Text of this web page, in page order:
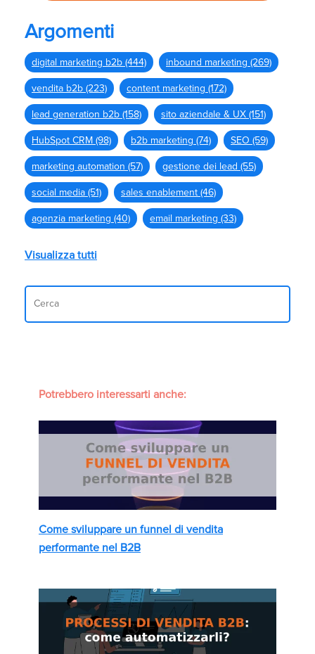
Argomenti
digital marketing b2b (444) inbound marketing (269)
vendita b2b (223) content marketing (172)
lead generation b2b (158) sito aziendale & UX (151)
HubSpot CRM (98) b2b marketing (74) SEO (59)
marketing automation (57) gestione dei lead (55)
social media (51) sales enablement (46)
agenzia marketing (40) email marketing (33)
Visualizza tutti
Potrebbero interessarti anche:
Come sviluppare un funnel di vendita
performante nel B2B